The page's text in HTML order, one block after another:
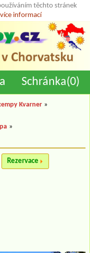
těchto stránek
více informací
Schránka(0)
Kvarner »
»
Rezervace